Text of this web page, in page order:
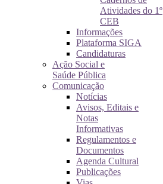
Atividades do 1º
CEB
Informações
Plataforma SIGA
Candidaturas
Ação Social e
Saúde Pública
Comunicação
Notícias
Avisos, Editais e
Notas
Informativas
Regulamentos e
Documentos
Agenda Cultural
Publicações